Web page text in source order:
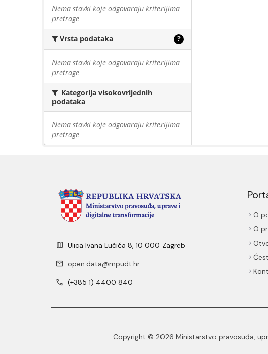
Nema stavki koje odgovaraju kriterijima
pretrage
Vrsta podataka ?
Nema stavki koje odgovaraju kriterijima
pretrage
Kategorija visokovrijednih
podataka
Nema stavki koje odgovaraju kriterijima
pretrage